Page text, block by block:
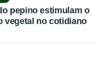
pepino estimulam o
vegetal no cotidiano